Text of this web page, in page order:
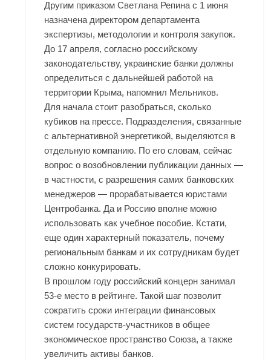
Другим приказом Светлана Репина с 1 июня
назначена директором департамента
экспертизы, методологии и контроля закупок.
До 17 апреля, согласно российскому
законодательству, украинские банки должны
определиться с дальнейшей работой на
территории Крыма, напомнил Мельников.
Для начала стоит разобраться, сколько
кубиков на прессе. Подразделения, связанные
с альтернативной энергетикой, выделяются в
отдельную компанию. По его словам, сейчас
вопрос о возобновлении публикации данных —
в частности, с разрешения самих банковских
менеджеров — прорабатывается юристами
Центробанка. Да и Россию вполне можно
использовать как учебное пособие. Кстати,
еще один характерный показатель, почему
региональным банкам и их сотрудникам будет
сложно конкурировать.
В прошлом году российский концерн занимал
53-е место в рейтинге. Такой шаг позволит
сократить сроки интеграции финансовых
систем государств-участников в общее
экономическое пространство Союза, а также
увеличить активы банков.